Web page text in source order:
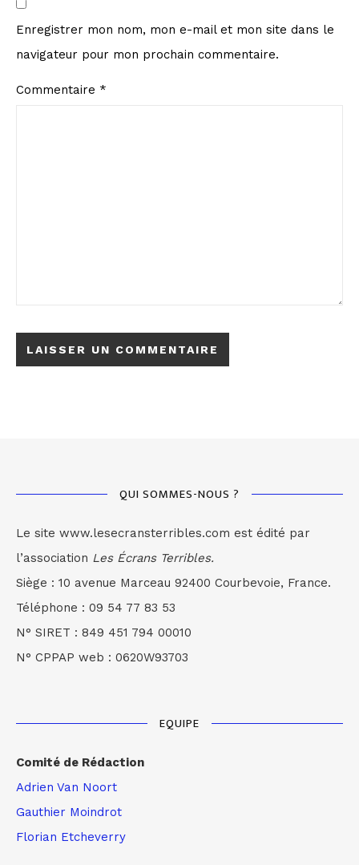
Enregistrer mon nom, mon e-mail et mon site dans le
navigateur pour mon prochain commentaire.
Commentaire *
QUI SOMMES-NOUS ?
Le site www.lesecransterribles.com est édité par
l’association Les Écrans Terribles.
Siège : 10 avenue Marceau 92400 Courbevoie, France.
Téléphone : 09 54 77 83 53
N° SIRET : 849 451 794 00010
N° CPPAP web : 0620W93703
EQUIPE
Comité de Rédaction
Adrien Van Noort
Gauthier Moindrot
Florian Etcheverry